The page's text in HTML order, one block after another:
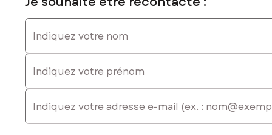
Indiquez votre nom
Indiquez votre prénom
E-mail